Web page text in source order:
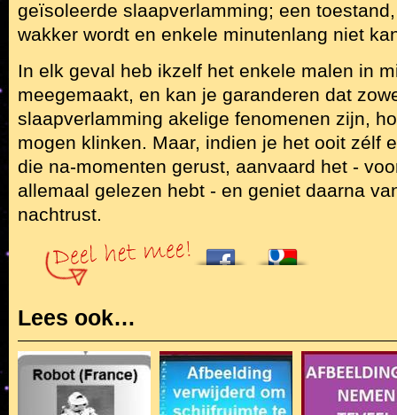
geïsoleerde slaapverlamming; een
wakker wordt en enkele minutenlang niet
In elk geval heb ikzelf het enkele malen in
meegemaakt, en kan je garanderen dat
slaapverlamming akelige fenomenen zijn,
mogen klinken. Maar, indien je het ooit zélf
die na-momenten gerust, aanvaard het -
allemaal gelezen hebt - en geniet daarna
nachtrust.
Lees ook…